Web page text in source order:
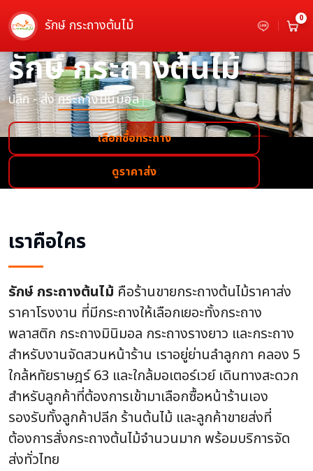
รักษ์ กระถางต้นไม้ 0
รักษ์ กระถางต้นไม้
ปลีก - ส่งกระถางมินิมอล|
เลือกซื้อกระถาง
ดูราคาส่ง
เราคือใคร
รักษ์ กระถางต้นไม้ คือร้านขายกระถางต้นไม้ราคาส่ง
ราคาโรงงาน ที่มีกระถางให้เลือกเยอะทั้งกระถาง
พลาสติก กระถางมินิมอล กระถางรางยาว และกระถาง
สำหรับงานจัดสวนหน้าร้าน เราอยู่ย่านลำลูกกา คลอง 5
ใกล้หทัยราษฎร์ 63 และใกล้มอเตอร์เวย์ เดินทางสะดวก
สำหรับลูกค้าที่ต้องการเข้ามาเลือกซื้อหน้าร้านเอง
รองรับทั้งลูกค้าปลีก ร้านต้นไม้ และลูกค้าขายส่งที่
ต้องการสั่งกระถางต้นไม้จำนวนมาก พร้อมบริการจัด
ส่งทั่วไทย